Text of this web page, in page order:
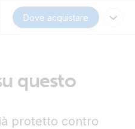
IP65
Dove acquistare
questo
protetto contro